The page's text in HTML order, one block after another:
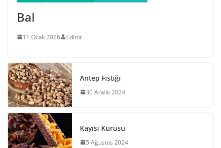
Bal
11 Ocak 2026 Editör
Antep Fıstığı
30 Aralık 2024
Kayısı Kurusu
5 Ağustos 2024